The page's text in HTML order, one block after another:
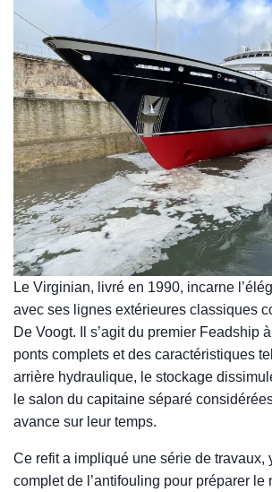
Le Virginian, livré en 1990, incarne
avec ses lignes extérieures classiques
De Voogt. Il s’agit du premier Feadship
ponts complets et des caractéristiques
arrière hydraulique, le stockage
le salon du capitaine séparé
avance sur leur temps.
Ce refit a impliqué une série de travaux,
complet de l’antifouling pour préparer le